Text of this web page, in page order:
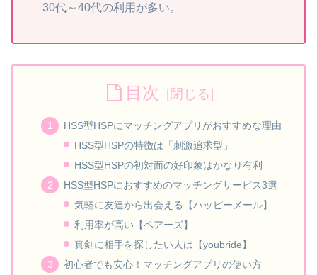
30代～40代の利用が多い。
目次
HSS型HSPにマッチングアプリがおすすめな理由
HSS型HSPの特徴は「刺激追求型」
HSS型HSPの初対面の好印象はかなり有利
HSS型HSPにおすすめのマッチングサービス3選
気軽に友達から出会える【ハッピーメール】
利用率が高い【ペアーズ】
真剣に相手を探したい人は【youbride】
初心者でも安心！マッチングアプリの使い方